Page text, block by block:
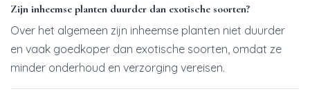
Zijn inheemse planten duurder dan exotische soorten?
Over het algemeen zijn inheemse planten niet duurder
en vaak goedkoper dan exotische soorten, omdat ze
minder onderhoud en verzorging vereisen.